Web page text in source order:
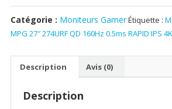
Moniteurs
Gamer
MSI
160Hz
Catégorie : Moniteurs GamerÉtiquette :
MPG 27″ 274URF QD 160Hz 0.5ms RAPID IPS 4K
Description Avis (0)
Description